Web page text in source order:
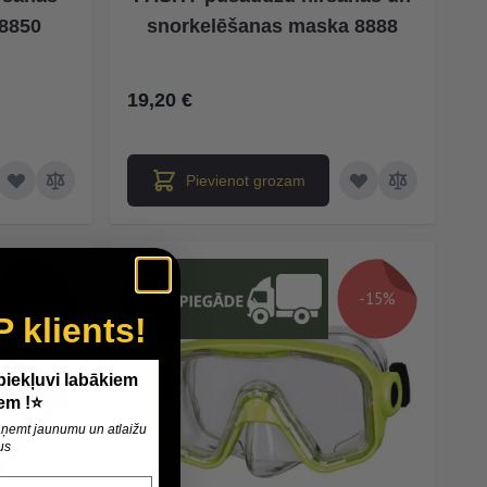
snorkelēšanas maska 8888
19,20 €
Pievienot grozam
-15%
klients!
labākiem
!⭐
jaunumu un atlaižu